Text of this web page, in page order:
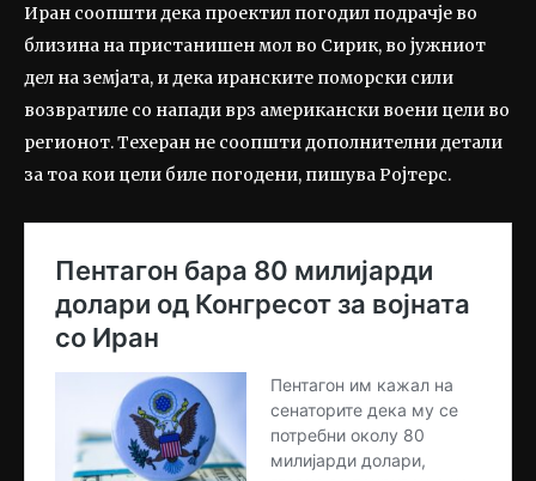
Иран соопшти дека проектил погодил подрачје во
близина на пристанишен мол во Сирик, во јужниот
дел на земјата, и дека иранските поморски сили
возвратиле со напади врз американски воени цели во
регионот. Техеран не соопшти дополнителни детали
за тоа кои цели биле погодени, пишува Ројтерс.